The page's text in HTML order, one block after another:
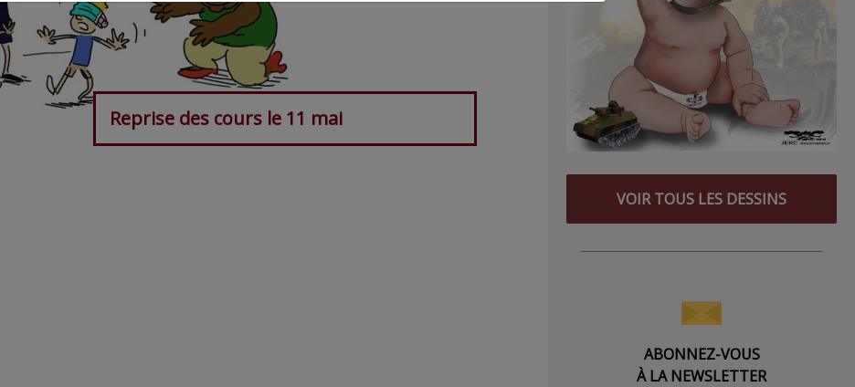
Reprise des cours le 11 mai
VOIR TOUS LES DESSINS
ABONNEZ-VOUS
À LA NEWSLETTER